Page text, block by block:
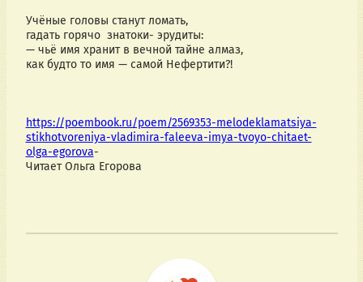
Учёные головы станут ломать,
гадать горячо  знатоки- эрудиты:
— чьё имя хранит в вечной тайне алмаз,
как будто то имя — самой Нефертити?!
https://poembook.ru/poem/2569353-melodeklamatsiya-
stikhotvoreniya-vladimira-faleeva-imya-tvoyo-chitaet-
olga-egorova-
Читает Ольга Егорова